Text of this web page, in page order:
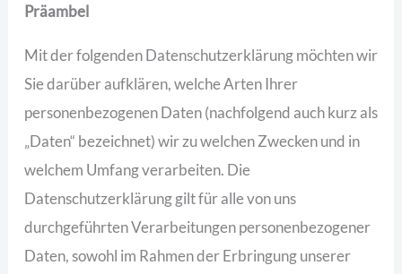
Präambel
Mit der folgenden Datenschutzerklärung möchten wir
Sie darüber aufklären, welche Arten Ihrer
personenbezogenen Daten (nachfolgend auch kurz als
„Daten“ bezeichnet) wir zu welchen Zwecken und in
welchem Umfang verarbeiten. Die
Datenschutzerklärung gilt für alle von uns
durchgeführten Verarbeitungen personenbezogener
Daten, sowohl im Rahmen der Erbringung unserer